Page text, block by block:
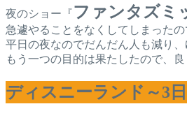
夜のショー『ファンタズミ
急遽やることをなくしてしまった
平日の夜なのでだんだん人も減り、
もう一つの目的は果たしたので、良
ディスニーランド～3